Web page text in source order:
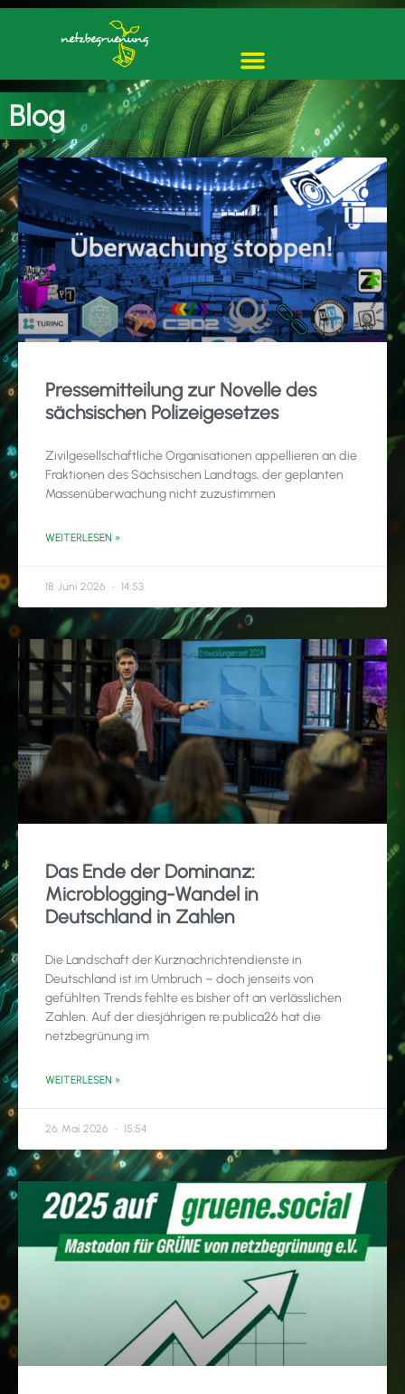
Blog
Pressemitteilung zur Novelle des
sächsischen Polizeigesetzes
Zivilgesellschaftliche Organisationen appellieren an die
Fraktionen des Sächsischen Landtags, der geplanten
Massenüberwachung nicht zuzustimmen
WEITERLESEN »
18. Juni 2026 14:53
Das Ende der Dominanz:
Microblogging-Wandel in
Deutschland in Zahlen
Die Landschaft der Kurznachrichtendienste in
Deutschland ist im Umbruch – doch jenseits von
gefühlten Trends fehlte es bisher oft an verlässlichen
Zahlen. Auf der diesjährigen re:publica26 hat die
netzbegrünung im
WEITERLESEN »
26. Mai 2026 15:54